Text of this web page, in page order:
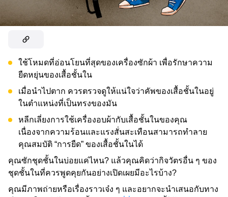
ใช้โหมดที่อ่อนโยนที่สุดของเครื่องซักผ้า เพื่อรักษาความ
ยืดหยุ่นของเสื้อชั้นใน
เมื่อนำไปตาก ควรตรวจดูให้แน่ใจว่าคัพของเสื้อชั้นในอยู่
ในตำแหน่งที่เป็นทรงของมัน
หลีกเลี่ยงการใช้เครื่องอบผ้ากับเสื้อชั้นในของคุณ
เนื่องจากความร้อนและแรงสั่นสะเทือนสามารถทำลาย
คุณสมบัติ “การยืด” ของเสื้อชั้นในได้
คุณซักชุดชั้นในบ่อยแค่ไหน? แล้วคุณคิดว่ากิจวัตรอื่น ๆ ของ
ชุดชั้นในที่ควรพูดคุยกันอย่างเปิดเผยมีอะไรบ้าง?
คุณมีภาพถ่ายหรือเรื่องราวเจ๋ง ๆ และอยากจะนำเสนอกับทาง